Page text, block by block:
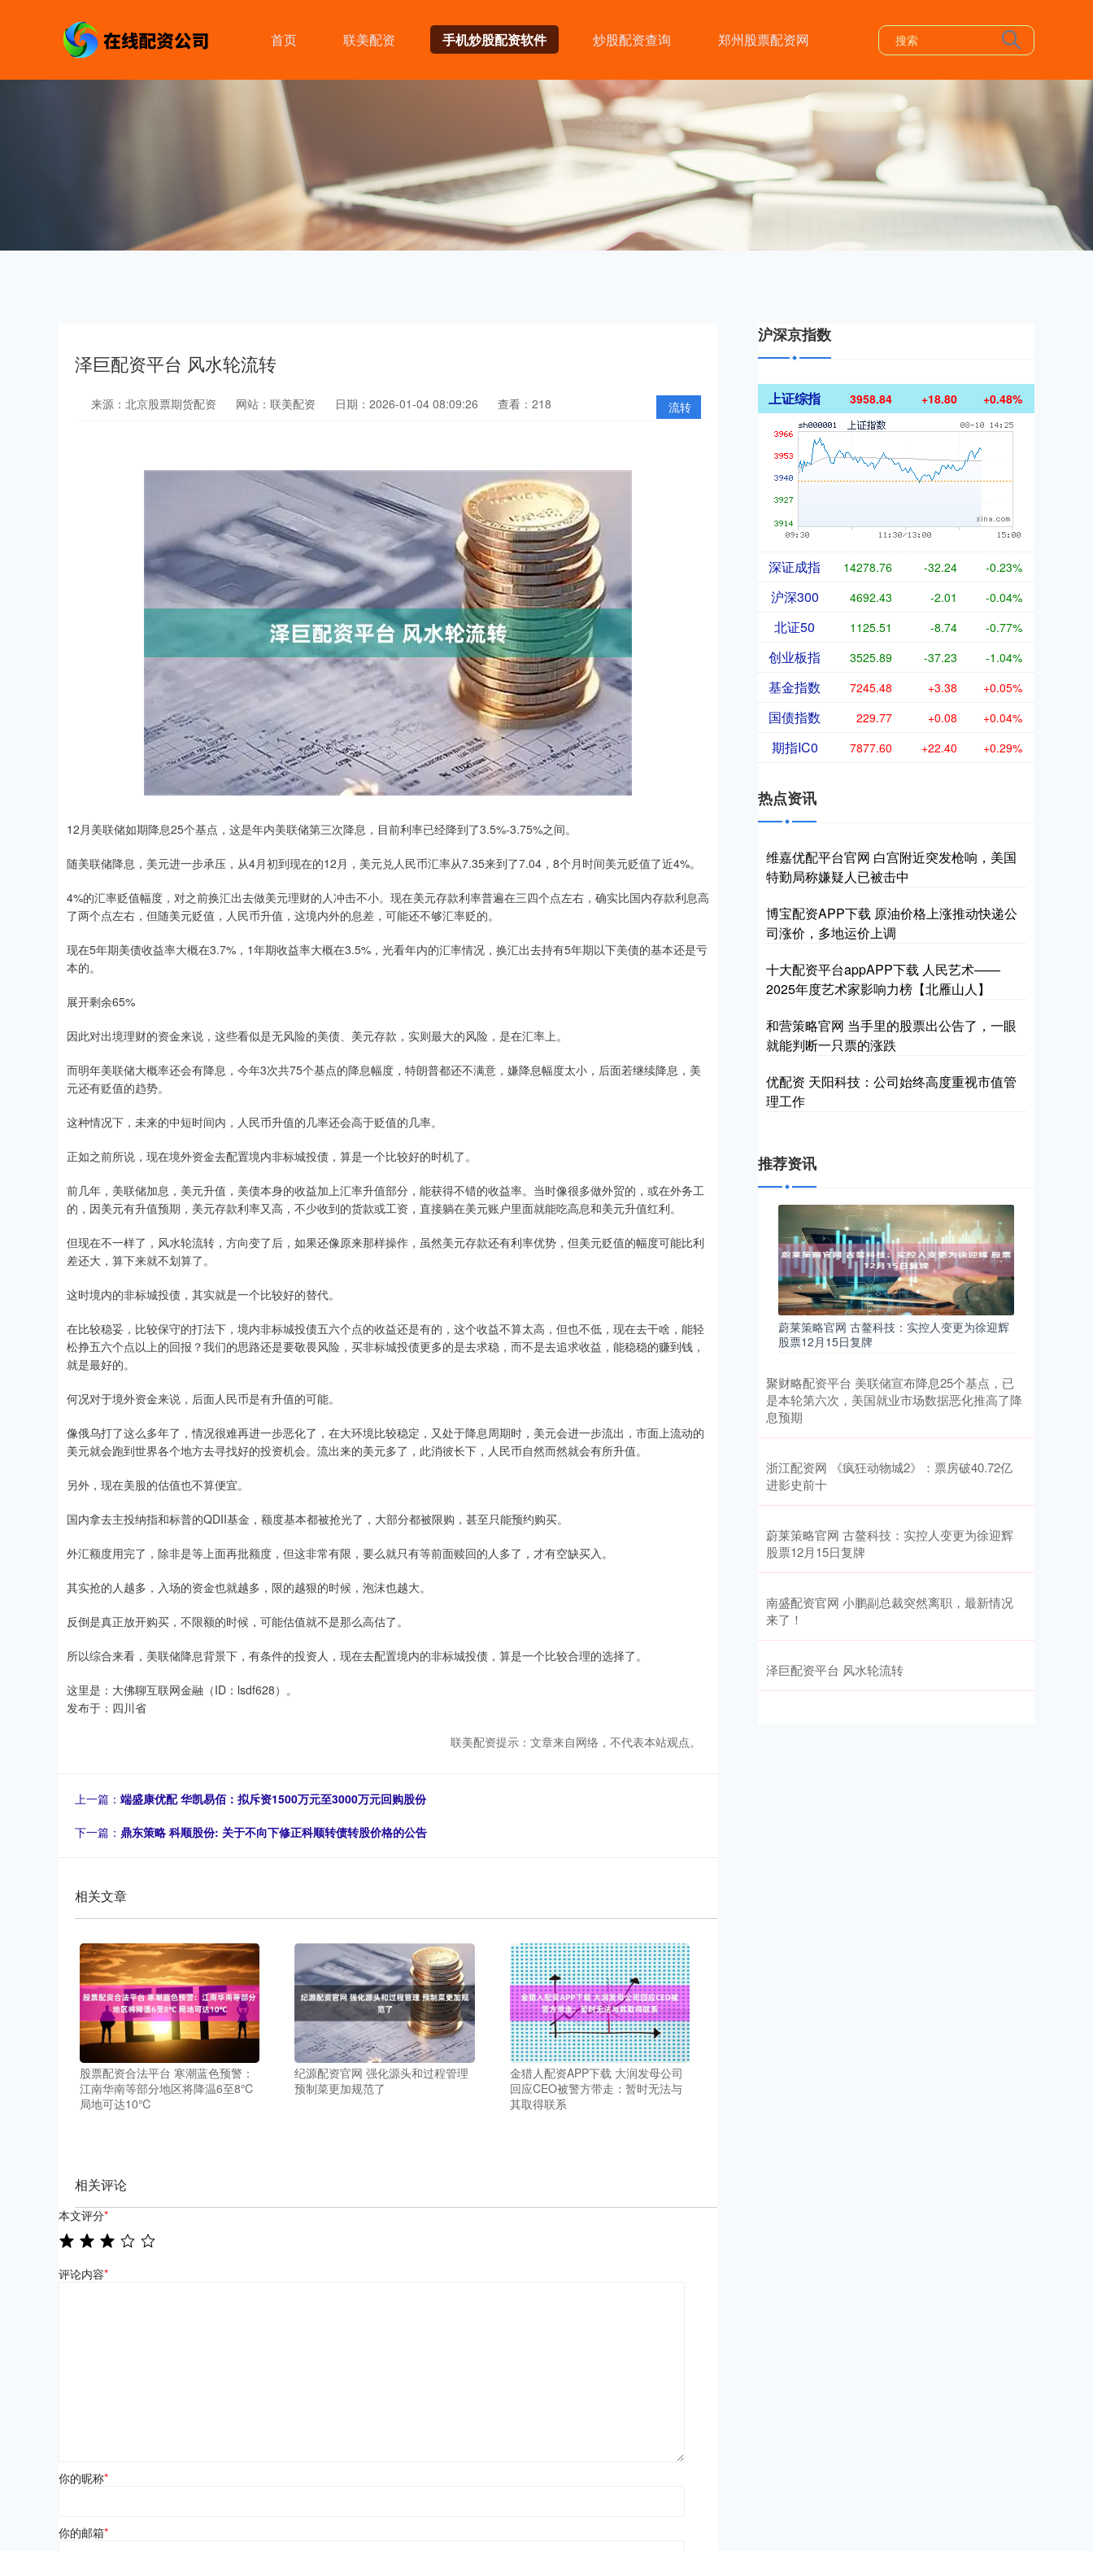
首页 联美配资 手机炒股配资软件 炒股配资查询 郑州股票配资网
泽巨配资平台 风水轮流转
流转
来源：北京股票期货配资 网站：联美配资 日期：2026-01-04 08:09:26 查看：218
12月美联储如期降息25个基点，这是年内美联储第三次降息，目前利率已经降到了3.5%-3.75%之间。
随美联储降息，美元进一步承压，从4月初到现在的12月，美元兑人民币汇率从7.35来到了7.04，8个月时间美元贬值了近4%。
4%的汇率贬值幅度，对之前换汇出去做美元理财的人冲击不小。现在美元存款利率普遍在三四个点左右，确实比国内存款利息高
了两个点左右，但随美元贬值，人民币升值，这境内外的息差，可能还不够汇率贬的。
现在5年期美债收益率大概在3.7%，1年期收益率大概在3.5%，光看年内的汇率情况，换汇出去持有5年期以下美债的基本还是亏
本的。
展开剩余65%
因此对出境理财的资金来说，这些看似是无风险的美债、美元存款，实则最大的风险，是在汇率上。
而明年美联储大概率还会有降息，今年3次共75个基点的降息幅度，特朗普都还不满意，嫌降息幅度太小，后面若继续降息，美
元还有贬值的趋势。
这种情况下，未来的中短时间内，人民币升值的几率还会高于贬值的几率。
正如之前所说，现在境外资金去配置境内非标城投债，算是一个比较好的时机了。
前几年，美联储加息，美元升值，美债本身的收益加上汇率升值部分，能获得不错的收益率。当时像很多做外贸的，或在外务工
的，因美元有升值预期，美元存款利率又高，不少收到的货款或工资，直接躺在美元账户里面就能吃高息和美元升值红利。
但现在不一样了，风水轮流转，方向变了后，如果还像原来那样操作，虽然美元存款还有利率优势，但美元贬值的幅度可能比利
差还大，算下来就不划算了。
这时境内的非标城投债，其实就是一个比较好的替代。
在比较稳妥，比较保守的打法下，境内非标城投债五六个点的收益还是有的，这个收益不算太高，但也不低，现在去干啥，能轻
松挣五六个点以上的回报？我们的思路还是要敬畏风险，买非标城投债更多的是去求稳，而不是去追求收益，能稳稳的赚到钱，
就是最好的。
何况对于境外资金来说，后面人民币是有升值的可能。
像俄乌打了这么多年了，情况很难再进一步恶化了，在大环境比较稳定，又处于降息周期时，美元会进一步流出，市面上流动的
美元就会跑到世界各个地方去寻找好的投资机会。流出来的美元多了，此消彼长下，人民币自然而然就会有所升值。
另外，现在美股的估值也不算便宜。
国内拿去主投纳指和标普的QDII基金，额度基本都被抢光了，大部分都被限购，甚至只能预约购买。
外汇额度用完了，除非是等上面再批额度，但这非常有限，要么就只有等前面赎回的人多了，才有空缺买入。
其实抢的人越多，入场的资金也就越多，限的越狠的时候，泡沫也越大。
反倒是真正放开购买，不限额的时候，可能估值就不是那么高估了。
所以综合来看，美联储降息背景下，有条件的投资人，现在去配置境内的非标城投债，算是一个比较合理的选择了。
这里是：大佛聊互联网金融（ID：lsdf628）。
发布于：四川省
联美配资提示：文章来自网络，不代表本站观点。
上一篇： 端盛康优配 华凯易佰：拟斥资1500万元至3000万元回购股份
下一篇： 鼎东策略 科顺股份: 关于不向下修正科顺转债转股价格的公告
相关文章
股票配资合法平台 寒潮蓝色预警：
江南华南等部分地区将降温6至8℃
局地可达10℃
纪源配资官网 强化源头和过程管理
预制菜更加规范了
金猎人配资APP下载 大润发母公司
回应CEO被警方带走：暂时无法与
其取得联系
相关评论
本文评分*
评论内容*
你的昵称*
你的邮箱*
沪深京指数
上证综指 3958.84 +18.80 +0.48%
深证成指 14278.76 -32.24 -0.23%
沪深300 4692.43 -2.01 -0.04%
北证50 1125.51 -8.74 -0.77%
创业板指 3525.89 -37.23 -1.04%
基金指数 7245.48 +3.38 +0.05%
国债指数 229.77 +0.08 +0.04%
期指IC0 7877.60 +22.40 +0.29%
热点资讯
维嘉优配平台官网 白宫附近突发枪响，美国
特勤局称嫌疑人已被击中
博宝配资APP下载 原油价格上涨推动快递公
司涨价，多地运价上调
十大配资平台appAPP下载 人民艺术——
2025年度艺术家影响力榜【北雁山人】
和营策略官网 当手里的股票出公告了，一眼
就能判断一只票的涨跌
优配资 天阳科技：公司始终高度重视市值管
理工作
推荐资讯
蔚莱策略官网 古鳌科技：实控人变更为徐迎辉
股票12月15日复牌
聚财略配资平台 美联储宣布降息25个基点，已
是本轮第六次，美国就业市场数据恶化推高了降
息预期
浙江配资网 《疯狂动物城2》：票房破40.72亿
进影史前十
蔚莱策略官网 古鳌科技：实控人变更为徐迎辉
股票12月15日复牌
南盛配资官网 小鹏副总裁突然离职，最新情况
来了！
泽巨配资平台 风水轮流转